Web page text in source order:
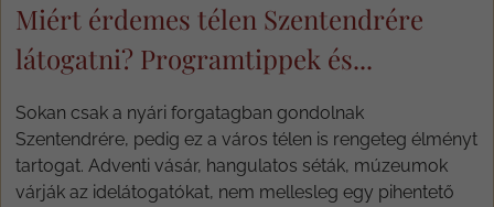
Miért érdemes télen Szentendrére
látogatni? Programtippek és...
Sokan csak a nyári forgatagban gondolnak
Szentendrére, pedig ez a város télen is rengeteg élményt
tartogat. Adventi vásár, hangulatos séták, múzeumok
várják az idelátogatókat, nem mellesleg egy pihentető